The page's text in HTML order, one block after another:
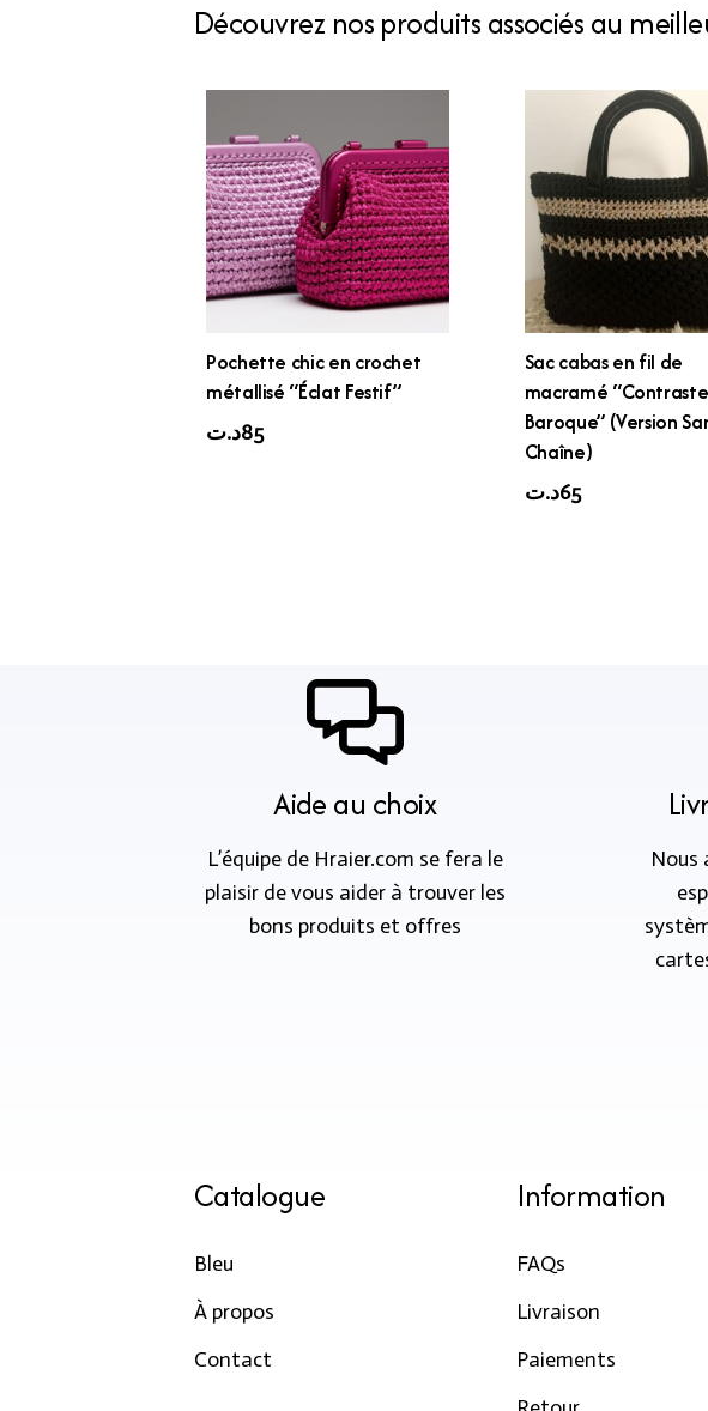
Découvrez nos produits associés au
Pochette chic en crochet
métallisé “Éclat Festif”
85د.ت
Sac cabas en fil de
macramé “Contraste
Baroque” (Version
Chaîne)
65د.ت
Aide au choix
L’équipe de Hraier.com se fera le
plaisir de vous aider à trouver les
bons produits et offres
Nous
Catalogue
Bleu
À propos
Contact
Information
FAQs
Livraison
Paiements